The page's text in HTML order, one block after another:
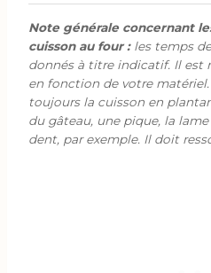
Note générale concernant
cuisson au four :les temps
donnés à titre indicatif. Il est
en fonction de votre matériel.
toujours la cuisson en
du gâteau, une pique, la
dent, par exemple. Il doit